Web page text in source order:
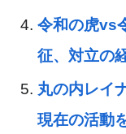
令和の虎vs
征、対立の
丸の内レイ
現在の活動